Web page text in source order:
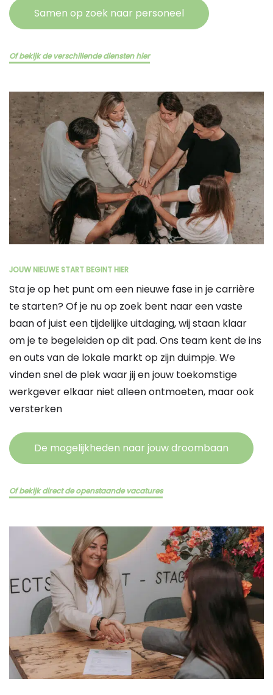
Samen op zoek naar personeel
Of bekijk de verschillende diensten hier
JOUW NIEUWE START BEGINT HIER
Sta je op het punt om een nieuwe fase in je carrière
te starten? Of je nu op zoek bent naar een vaste
baan of juist een tijdelijke uitdaging, wij staan klaar
om je te begeleiden op dit pad. Ons team kent de ins
en outs van de lokale markt op zijn duimpje. We
vinden snel de plek waar jij en jouw toekomstige
werkgever elkaar niet alleen ontmoeten, maar ook
versterken
De mogelijkheden naar jouw droombaan
Of bekijk direct de openstaande vacatures